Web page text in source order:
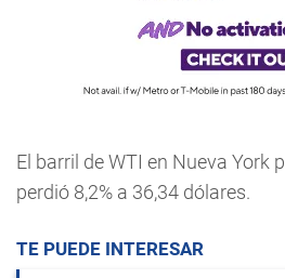
El barril de WTI en Nueva York
perdió 8,2% a 36,34 dólares.
TE PUEDE INTERESAR